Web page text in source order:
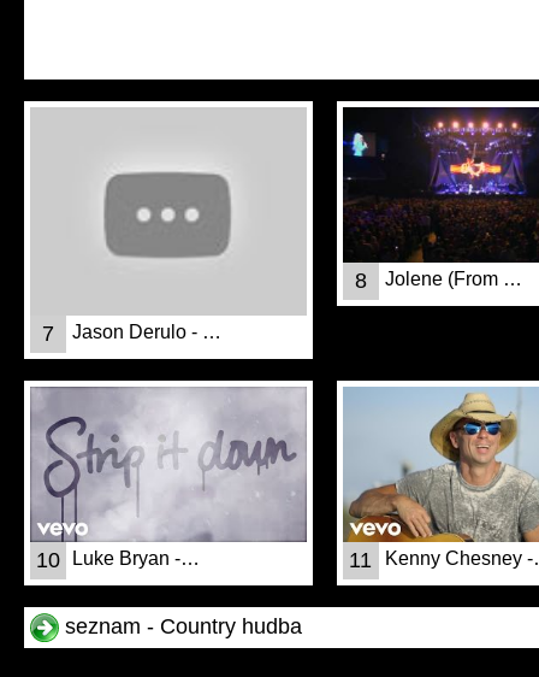
7 Jason Derulo - …
8 Jolene (From …
10 Luke Bryan -… 11 Kenny Chesney
seznam - Country hudba